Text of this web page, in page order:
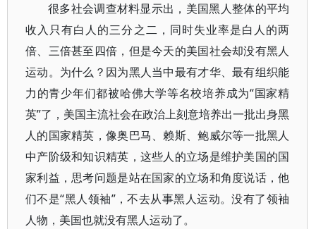
很多社会调查材料显示出，美国黑人整体的平均
收入只有白人的三分之二，同时失业率是白人的两
倍、三倍甚至四倍，但是今天的美国社会却没有黑人
运动。为什么？因为黑人当中最有才华、最有组织能
力的青少年们都被哈佛大学等名校培养成为“国家精
英”了，美国主流社会在政治上刻意培养出一批出身黑
人的国家精英，像奥巴马、赖斯、鲍威尔等一批黑人
中产阶级和知识精英，这些人的立场是维护美国的国
家利益，思考问题是站在国家的立场和角度说话，他
们不是“黑人领袖”，不去从事黑人运动。没有了领袖
人物，美国也就没有黑人运动了。